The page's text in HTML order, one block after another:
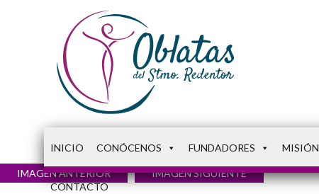
INICIO CONÓCENOS FUNDADORES MISIÓN
CONTACTO
IMAGEN ANTERIOR IMAGEN SIGUIENTE